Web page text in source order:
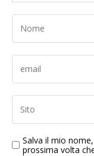
Salva il mio
prossima volta